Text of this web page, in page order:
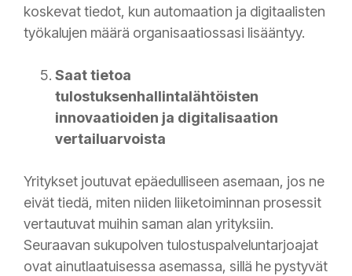
koskevat tiedot, kun automaation ja digitaalisten
työkalujen määrä organisaatiossasi lisääntyy.
Saat tietoa
tulostuksenhallintalähtöisten
innovaatioiden ja digitalisaation
vertailuarvoista
Yritykset joutuvat epäedulliseen asemaan, jos ne
eivät tiedä, miten niiden liiketoiminnan prosessit
vertautuvat muihin saman alan yrityksiin.
Seuraavan sukupolven tulostuspalveluntarjoajat
ovat ainutlaatuisessa asemassa, sillä he pystyvät